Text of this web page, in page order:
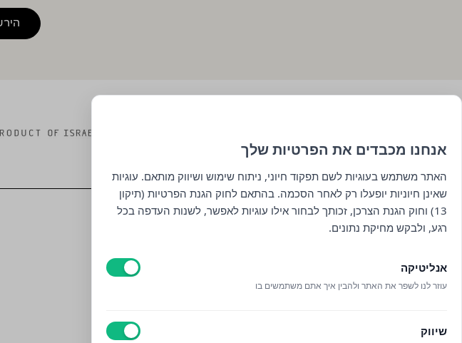
תנאי שימוש
מבצעים
אנחנו מכבדים את הפרטיות שלך
האתר משתמש בעוגיות לשם תפקוד חיוני, ניתוח שימוש ושיווק מותאם. עוגיות
שאינן חיוניות יופעלו רק לאחר הסכמה. בהתאם לחוק הגנת הפרטיות (תיקון
13) וחוק הגנת הצרכן, זכותך לבחור אילו עוגיות לאפשר, לשנות העדפה בכל
רגע, ולבקש מחיקת נתונים.
אנליטיקה
עוזר לנו לשפר את האתר ולהבין איך אתם משתמשים בו
שיווק